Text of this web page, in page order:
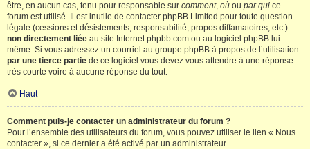
être, en aucun cas, tenu pour responsable sur comment, où ou par qui ce
forum est utilisé. Il est inutile de contacter phpBB Limited pour toute question
légale (cessions et désistements, responsabilité, propos diffamatoires, etc.)
non directement liée au site Internet phpbb.com ou au logiciel phpBB lui-
même. Si vous adressez un courriel au groupe phpBB à propos de l’utilisation
par une tierce partie de ce logiciel vous devez vous attendre à une réponse
très courte voire à aucune réponse du tout.
Haut
Comment puis-je contacter un administrateur du forum ?
Pour l’ensemble des utilisateurs du forum, vous pouvez utiliser le lien « Nous
contacter », si ce dernier a été activé par un administrateur.